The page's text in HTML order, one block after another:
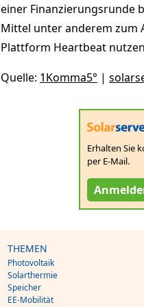
einer Finanzierungsrunde
Mittel unter anderem zum
Plattform Heartbeat
Quelle: 1Komma5° |
Erhalten Sie
per E-Mail.
THEMEN
Photovoltaik
Solarthermie
Speicher
EE-Mobilität